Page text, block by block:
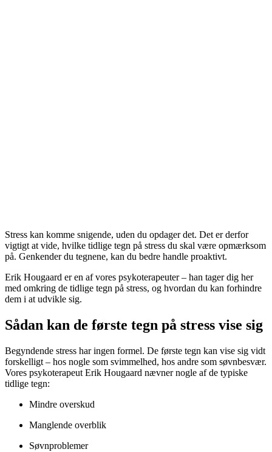
Stress kan komme snigende, uden du opdager det. Det er derfor
vigtigt at vide, hvilke tidlige tegn på stress du skal være opmærksom
på. Genkender du tegnene, kan du bedre handle proaktivt.
Erik Hougaard er en af vores psykoterapeuter – han tager dig her
med omkring de tidlige tegn på stress, og hvordan du kan forhindre
dem i at udvikle sig.
Sådan kan de første tegn på stress vise sig
Begyndende stress har ingen formel. De første tegn kan vise sig vidt
forskelligt – hos nogle som svimmelhed, hos andre som søvnbesvær.
Vores psykoterapeut Erik Hougaard nævner nogle af de typiske
tidlige tegn:
Mindre overskud
Manglende overblik
Søvnproblemer